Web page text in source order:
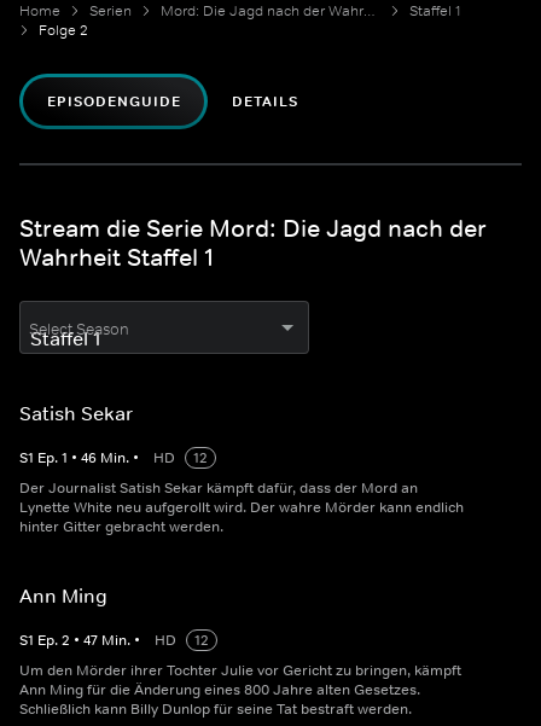
Home Serien Mord: Die Jagd nach der Wahrheit
Staffel 1
Folge 2
EPISODENGUIDE DETAILS
Stream die Serie Mord: Die Jagd nach der
Wahrheit Staffel 1
Select Season
Satish Sekar
S1 Ep.1 • 46 Min. • HD
12
Der Journalist Satish Sekar kämpft dafür, dass der Mord an
Lynette White neu aufgerollt wird. Der wahre Mörder kann endlich
hinter Gitter gebracht werden.
Ann Ming
S1 Ep.2 • 47 Min. • HD
12
Um den Mörder ihrer Tochter Julie vor Gericht zu bringen, kämpft
Ann Ming für die Änderung eines 800 Jahre alten Gesetzes.
Schließlich kann Billy Dunlop für seine Tat bestraft werden.